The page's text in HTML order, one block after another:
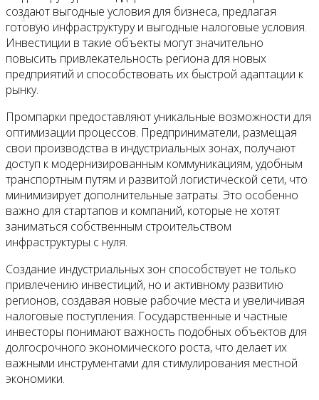
Видео
создают выгодные условия для бизнеса, предлагая
готовую инфраструктуру и выгодные налоговые условия.
Инвестиции в такие объекты могут значительно
повысить привлекательность региона для новых
предприятий и способствовать их быстрой адаптации к
рынку.
Промпарки предоставляют уникальные возможности для
оптимизации процессов. Предприниматели, размещая
свои производства в индустриальных зонах, получают
доступ к модернизированным коммуникациям, удобным
транспортным путям и развитой логистической сети, что
минимизирует дополнительные затраты. Это особенно
важно для стартапов и компаний, которые не хотят
заниматься собственным строительством
инфраструктуры с нуля.
Создание индустриальных зон способствует не только
привлечению инвестиций, но и активному развитию
регионов, создавая новые рабочие места и увеличивая
налоговые поступления. Государственные и частные
инвесторы понимают важность подобных объектов для
долгосрочного экономического роста, что делает их
важными инструментами для стимулирования местной
экономики.